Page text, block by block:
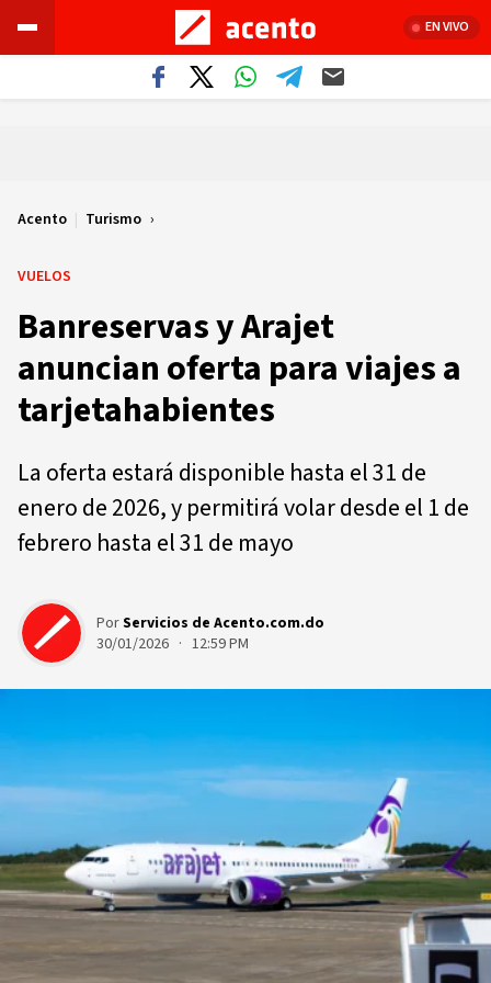
EN VIVO
Acento | Turismo
VUELOS
Banreservas y Arajet
anuncian oferta para viajes a
tarjetahabientes
La oferta estará disponible hasta el 31 de
enero de 2026, y permitirá volar desde el 1 de
febrero hasta el 31 de mayo
PorServicios de Acento.com.do
30/01/2026 · 12:59 PM